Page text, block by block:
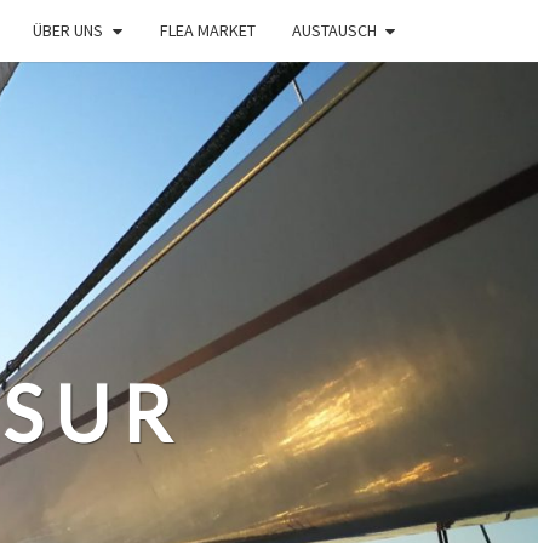
ÜBER UNS FLEA MARKET AUSTAUSCH